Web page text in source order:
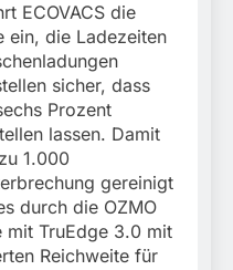
ECOVACS die
ein, die Ladezeiten
sicher, dass
Prozent
lassen. Damit
1.000
gereinigt
durch die OZMO
mit TruEdge 3.0 mit
Reichweite für